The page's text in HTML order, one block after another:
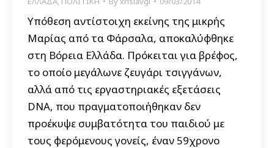
Υπόθεση αντίστοιχη εκείνης της μικρής
Μαρίας από τα Φάρσαλα, αποκαλύφθηκε
στη Βόρεια Ελλάδα. Πρόκειται για βρέφος,
το οποίο μεγάλωνε ζευγάρι τσιγγάνων,
αλλά από τις εργαστηριακές εξετάσεις
DNA, που πραγματοποιήθηκαν δεν
προέκυψε συμβατότητα του παιδιού με
τους φερόμενους γονείς, έναν 59χρονο